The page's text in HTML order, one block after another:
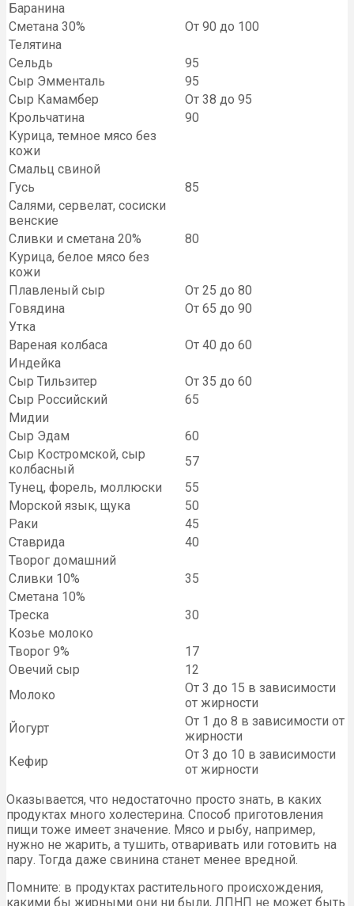
Баранина
Сметана 30%
От 90 до 100
Телятина
Сельдь
95
Сыр Эмменталь
95
Сыр Камамбер
От 38 до 95
Крольчатина
90
Курица, темное мясо без
кожи
Смальц свиной
Гусь
85
Салями, сервелат, сосиски
венские
Сливки и сметана 20%
80
Курица, белое мясо без
кожи
Плавленый сыр
От 25 до 80
Говядина
От 65 до 90
Утка
Вареная колбаса
От 40 до 60
Индейка
Сыр Тильзитер
От 35 до 60
Сыр Российский
65
Мидии
Сыр Эдам
60
Сыр Костромской, сыр
колбасный
57
Тунец, форель, моллюски
55
Морской язык, щука
50
Раки
45
Ставрида
40
Творог домашний
Сливки 10%
35
Сметана 10%
Треска
30
Козье молоко
Творог 9%
17
Овечий сыр
12
Молоко
От 3 до 15 в зависимости
от жирности
Йогурт
От 1 до 8 в зависимости от
жирности
Кефир
От 3 до 10 в зависимости
от жирности
Оказывается, что недостаточно просто знать, в каких
продуктах много холестерина. Способ приготовления
пищи тоже имеет значение. Мясо и рыбу, например,
нужно не жарить, а тушить, отваривать или готовить на
пару. Тогда даже свинина станет менее вредной.
Помните: в продуктах растительного происхождения,
какими бы жирными они ни были, ЛПНП не может быть